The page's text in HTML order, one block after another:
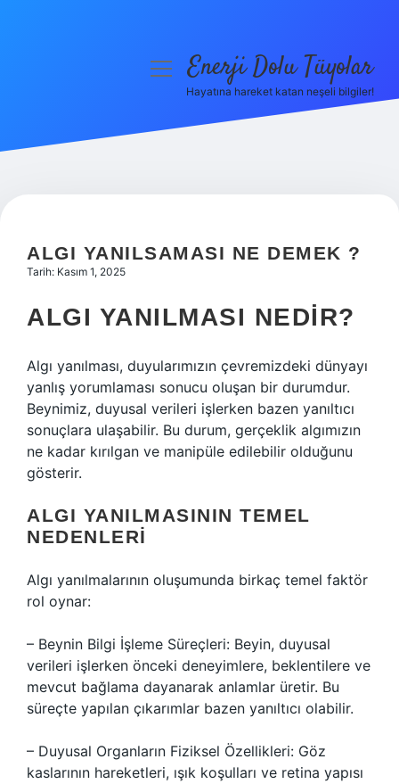
Hakkımızda
menüyüEnerji Dolu Tüyolar
Hayatına hareket katan neşeli bilgiler!
ALGI YANILSAMASI NE DEMEK ?
Tarih: Kasım 1, 2025
ALGI YANILMASI NEDIR?
Algı yanılması, duyularımızın çevremizdeki dünyayı
yanlış yorumlaması sonucu oluşan bir durumdur.
Beynimiz, duyusal verileri işlerken bazen yanıltıcı
sonuçlara ulaşabilir. Bu durum, gerçeklik algımızın
ne kadar kırılgan ve manipüle edilebilir olduğunu
gösterir.
ALGI YANILMASININ TEMEL
NEDENLERI
Algı yanılmalarının oluşumunda birkaç temel faktör
rol oynar:
– Beynin Bilgi İşleme Süreçleri: Beyin, duyusal
verileri işlerken önceki deneyimlere, beklentilere ve
mevcut bağlama dayanarak anlamlar üretir. Bu
süreçte yapılan çıkarımlar bazen yanıltıcı olabilir.
– Duyusal Organların Fiziksel Özellikleri: Göz
kaslarının hareketleri, ışık koşulları ve retina yapısı